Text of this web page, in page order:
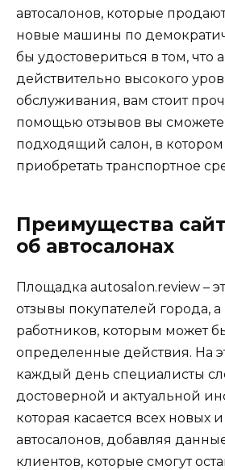
автосалонов, которые
новые машины по
бы удостовериться в том, что
действительно высокого
обслуживания, вам стоит
помощью отзывов вы
подходящий салон, в котором
приобретать транспортное
Преимущества
об автосалонах
Площадка autosalon.review –
отзывы покупателей города, а
работников, которым может
определенные действия. На
каждый день специалисты
достоверной и актуальной
которая касается всех новых
автосалонов, добавляя
клиентов, которые смогут